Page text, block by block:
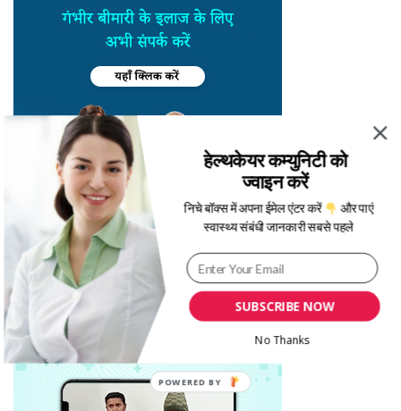
SUBSCRIBE NOW
हेल्थकेयर कम्युनिटी को
ज्वाइन करें
निचे बॉक्स में अपना ईमेल एंटर करें और पाएं
स्वास्थ्य संबंधी जानकारी सबसे पहले
No Thanks
POWERED BY